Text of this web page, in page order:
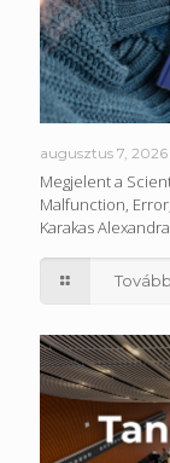
augusztus 7, 2026
Megjelent a
Malfunction,
Karakas
Tovább